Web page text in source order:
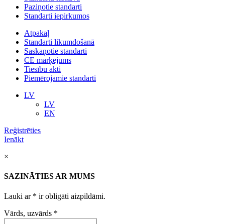
Paziņotie standarti
Standarti iepirkumos
Atpakaļ
Standarti likumdošanā
Saskaņotie standarti
CE marķējums
Tiesību akti
Piemērojamie standarti
LV
LV
EN
Reģistrēties
Ienākt
×
SAZINĀTIES AR MUMS
Lauki ar * ir obligāti aizpildāmi.
Vārds, uzvārds *